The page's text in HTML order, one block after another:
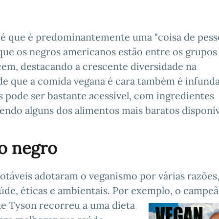
é predominantemente uma "coisa de
os negros americanos estão entre os grupos
destacando a crescente diversidade na
que a comida vegana é cara também é
pode ser bastante acessível, com ingredientes
alguns dos alimentos mais baratos
negro
adotaram o veganismo por várias razões,
éticas e ambientais. Por exemplo, o
Tyson recorreu a uma dieta